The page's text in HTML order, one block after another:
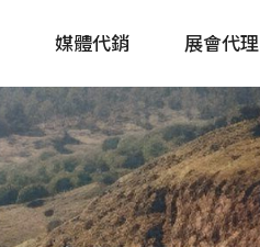
單車誌 Cycling Update
簡體版 單車志 Bicycling
媒體代銷 展會代理